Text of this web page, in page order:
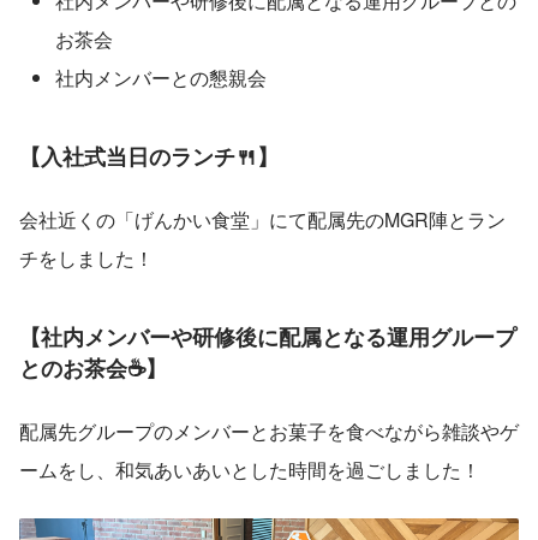
お茶会
社内メンバーとの懇親会
【入社式当日のランチ🍴】
会社近くの「げんかい食堂」にて配属先のMGR陣とラン
チをしました！
【社内メンバーや研修後に配属となる運用グループ
とのお茶会☕】
配属先グループのメンバーとお菓子を食べながら雑談やゲ
ームをし、和気あいあいとした時間を過ごしました！